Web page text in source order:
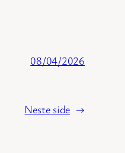
08/04/2026
Neste side →